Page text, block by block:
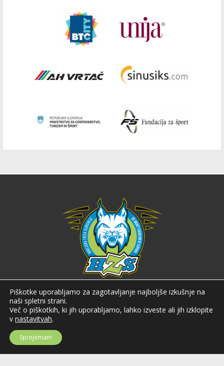
Hokejska zveza Slovenije
Hokejska zveza Slovenije (HZS) je krovna športna organizacija na področju
hokeja v Sloveniji. Organizira tekmovanja v različnih domačih in
mednarodnih hokejskih ligah in pokalih; pod njenim okriljem delujejo tudi
SI-1000 Ljubljana
Piškotke uporabljamo za zagotavljanje najboljše izkušnje na
naši spletni strani.
Več o piškotkih, ki jih uporabljamo, lahko izveste ali jih izklopite
v nastavitvah.
Sprejemam